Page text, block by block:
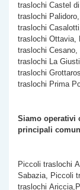
traslochi Castel
traslochi
traslochi
traslochi Ottavia,
traslochi
traslochi La
traslochi
traslochi Prima
Siamo operativi
principali
Piccoli traslochi
Sabazia, Piccoli
traslochi